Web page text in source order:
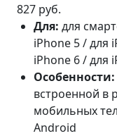
827 руб.
Для: для
iPhone 5 / для
iPhone 6 / для
Особенности:
встроенной в
мобильных
Android